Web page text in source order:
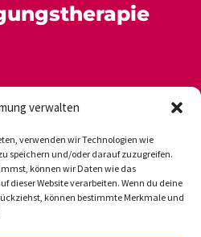
verwalten
verwenden wir Technologien wie
speichern und/oder darauf zuzugreifen.
können wir Daten wie das
dieser Website verarbeiten. Wenn du deine
können bestimmte Merkmale und
Impressum